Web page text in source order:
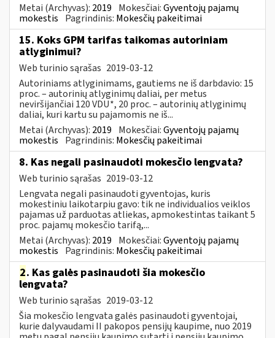
Metai (Archyvas): 2019 Mokesčiai:Gyventojų pajamų
mokestis Pagrindinis: Mokesčių pakeitimai
15. Koks GPM tarifas taikomas autoriniam
atlyginimui?
Web turinio sąrašas 2019-03-12
Autoriniams atlyginimams, gautiems ne iš darbdavio: 15
proc. – autorinių atlyginimų daliai, per metus
neviršijančiai 120 VDU*, 20 proc. – autorinių atlyginimų
daliai, kuri kartu su pajamomis ne iš...
Metai (Archyvas): 2019 Mokesčiai:Gyventojų pajamų
mokestis Pagrindinis: Mokesčių pakeitimai
8. Kas negali pasinaudoti mokesčio lengvata?
Web turinio sąrašas 2019-03-12
Lengvata negali pasinaudoti gyventojas, kuris
mokestiniu laikotarpiu gavo: tik ne individualios veiklos
pajamas už parduotas atliekas, apmokestintas taikant 5
proc. pajamų mokesčio tarifą,...
Metai (Archyvas): 2019 Mokesčiai:Gyventojų pajamų
mokestis Pagrindinis: Mokesčių pakeitimai
2. Kas galės pasinaudoti šia mokesčio
lengvata?
Web turinio sąrašas 2019-03-12
Šia mokesčio lengvata galės pasinaudoti gyventojai,
kurie dalyvaudami II pakopos pensijų kaupime, nuo 2019